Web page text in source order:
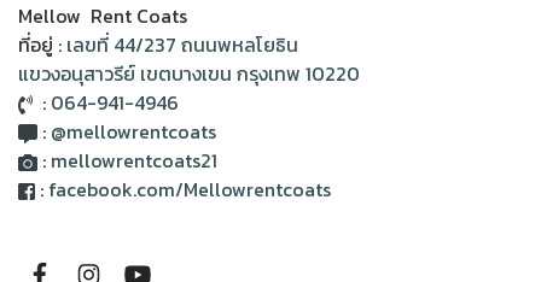
Mellow Rent Coats
ที่อยู่ : เลขที่ 44/237 ถนนพหลโยธิน
แขวงอนุสาวรีย์ เขตบางเขน กรุงเทพ 10220
: 064-941-4946
: @mellowrentcoats
: mellowrentcoats21
: facebook.com/Mellowrentcoats